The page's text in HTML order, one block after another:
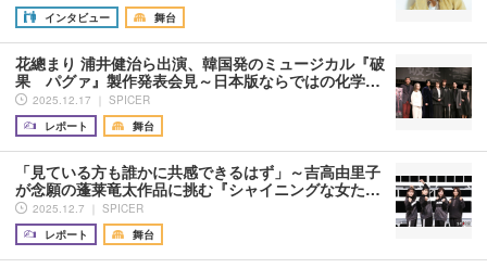
インタビュー
舞台
花總まり 浦井健治ら出演、韓国発のミュージカル『破
果 パグァ』製作発表会見～日本版ならではの化学…
2025.12.17 ｜ SPICER
レポート
舞台
「見ている方も誰かに共感できるはず」～吉高由里子
が念願の蓬莱竜太作品に挑む『シャイニングな女た…
2025.12.7 ｜ SPICER
レポート
舞台